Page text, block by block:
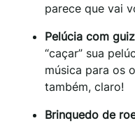
parece que vai
Pelúcia com
“caçar” sua
música para os
também, claro!
Brinquedo de